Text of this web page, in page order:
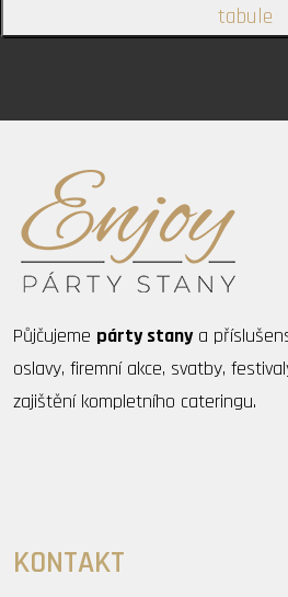
tabule
Půjčujeme párty stanya
oslavy, firemní akce, svatby,
zajištění kompletního cateringu.
KONTAKT